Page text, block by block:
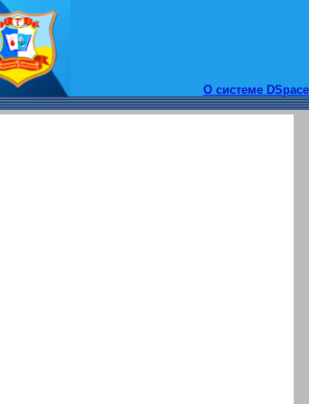
О системе DSpace